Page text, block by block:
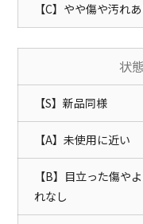
【C】やや傷や汚れあ
状
【S】新品同様
【A】未使用に近い
【B】目立った傷や
れなし